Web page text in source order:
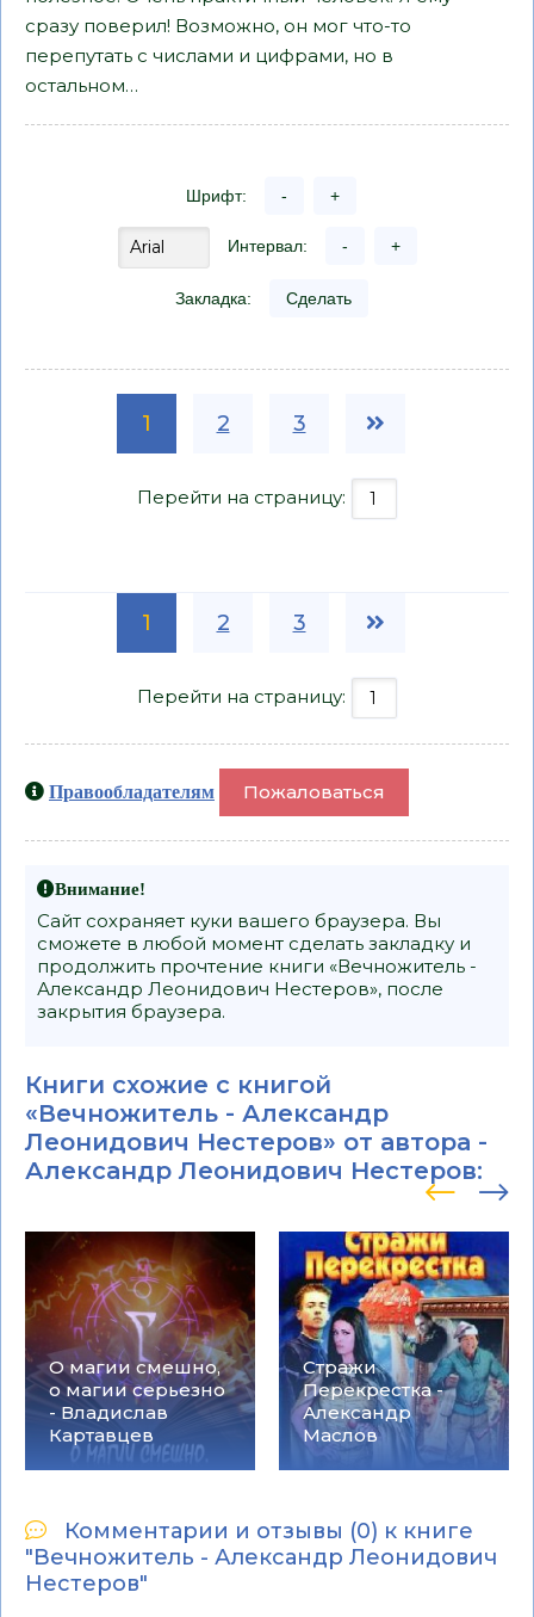
сразу поверил! Возможно, он мог что-то
перепутать с числами и цифрами, но в
остальном…
Шрифт: - +
Интервал: - +
Закладка: Сделать
1 2 3
Перейти на страницу:
1 2 3
Перейти на страницу:
Правообладателям Пожаловаться
Внимание!
Сайт сохраняет куки вашего браузера. Вы
сможете в любой момент сделать закладку и
продолжить прочтение книги «Вечножитель -
Александр Леонидович Нестеров», после
закрытия браузера.
Книги схожие с книгой
«Вечножитель - Александр
Леонидович Нестеров» от автора -
Александр Леонидович Нестеров:
О магии смешно,
о магии серьезно
- Владислав
Картавцев
Стражи
Перекрестка -
Александр
Маслов
Комментарии и отзывы (0) к книге
"Вечножитель - Александр Леонидович
Нестеров"